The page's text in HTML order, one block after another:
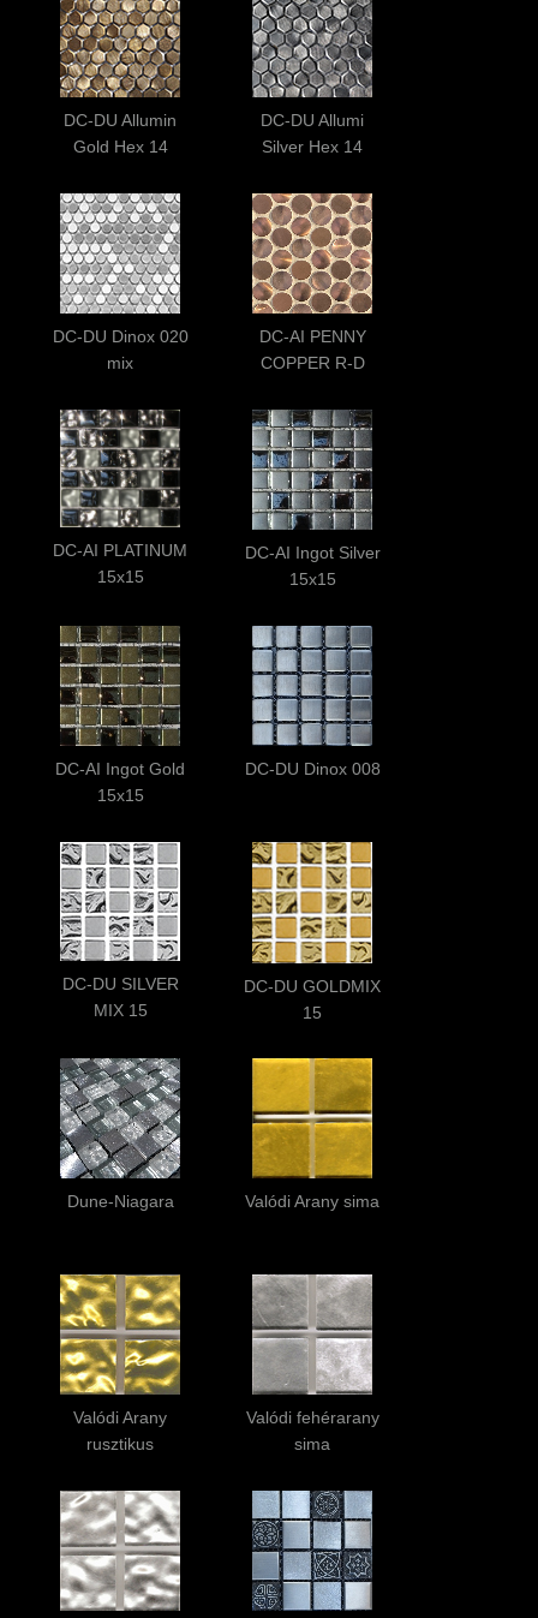
DC-DU Allumin
Gold Hex 14
DC-DU Allumi
Silver Hex 14
DC-DU Dinox 020
mix
DC-AI PENNY
COPPER R-D
DC-AI PLATINUM
15x15
DC-AI Ingot Silver
15x15
DC-AI Ingot Gold
15x15
DC-DU Dinox 008
DC-DU SILVER
MIX 15
DC-DU GOLDMIX
15
Dune-Niagara Valódi Arany sima
Valódi Arany
rusztikus
Valódi fehérarany
sima